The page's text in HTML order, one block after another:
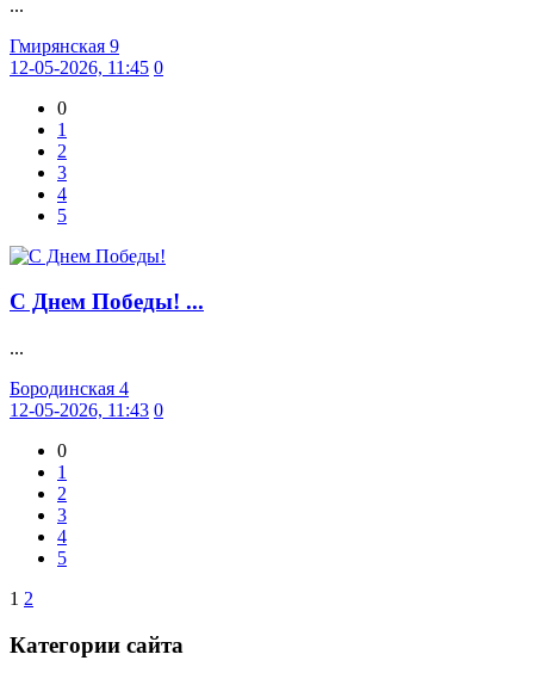
...
Гмирянская 9
12-05-2026, 11:45 0
0
1
2
3
4
5
С Днем Победы! ...
...
Бородинская 4
12-05-2026, 11:43 0
0
1
2
3
4
5
1 2
Категории сайта